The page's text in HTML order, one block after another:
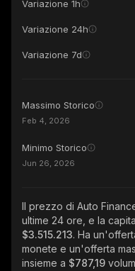
Variazione 1h
Variazione 24h
Variazione 7d
Massimo Storico
Feb 4, 2026
Minimo Storico
Jun 26, 2026
Il prezzo di Auto
ultime 24 ore, e la
$3.515.213. Ha
monete e un'offerta
insieme a $787,19